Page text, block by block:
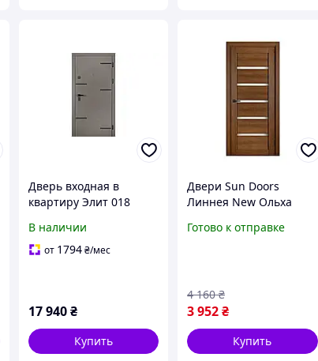
Дверь входная в
квартиру Элит 018
шагрень
В наличии
от 1794₴/мес
17 940₴
Купить
Двери Sun Doors
Линнея New Ольха
80*200 см
Готово к отправке
3 952₴
4 160 ₴
Купить